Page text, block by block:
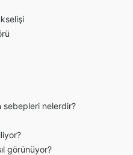
sebepleri nelerdir?
görünüyor?